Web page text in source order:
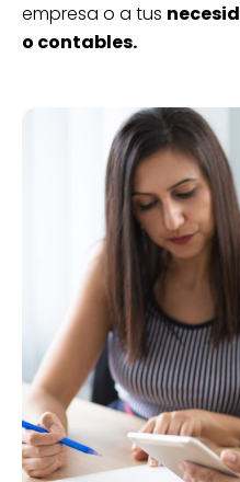
empresa o a tus
o contables.